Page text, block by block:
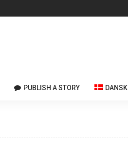
PUBLISH A STORY DANSK